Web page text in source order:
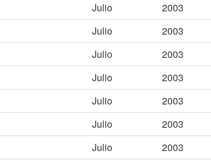
Julio
2003
Julio
2003
Julio
2003
Julio
2003
Julio
2003
Julio
2003
Julio
2003